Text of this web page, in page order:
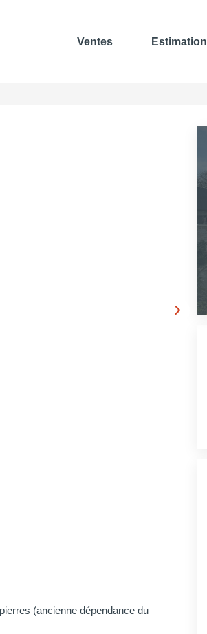
Ventes Estimation
(ancienne dépendance du